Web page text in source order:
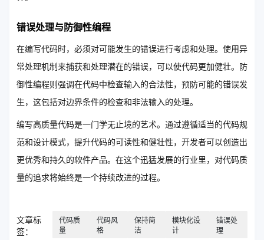
错误处理与防御性编程
在编写代码时，必须对可能发生的错误进行考虑和处理。使用异
常处理机制来捕获和处理潜在的错误，可以使代码更加健壮。防
御性编程则强调在代码中检查输入的合法性，预防可能的错误发
生，这包括对边界条件的检查和非法输入的处理。
编写高质量代码是一门学无止境的艺术。通过遵循适当的代码规
范和设计模式，提升代码的可读性和健壮性，开发者可以创造出
更优秀和持久的软件产品。在这个迅猛发展的行业里，对代码质
量的追求将始终是一个持续改进的过程。
文章标
签：
代码质
量
代码风
格
保持简
洁
模块化设
计
错误处
理